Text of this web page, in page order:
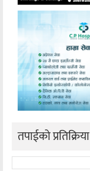
तपाईको प्रतिक्रिया